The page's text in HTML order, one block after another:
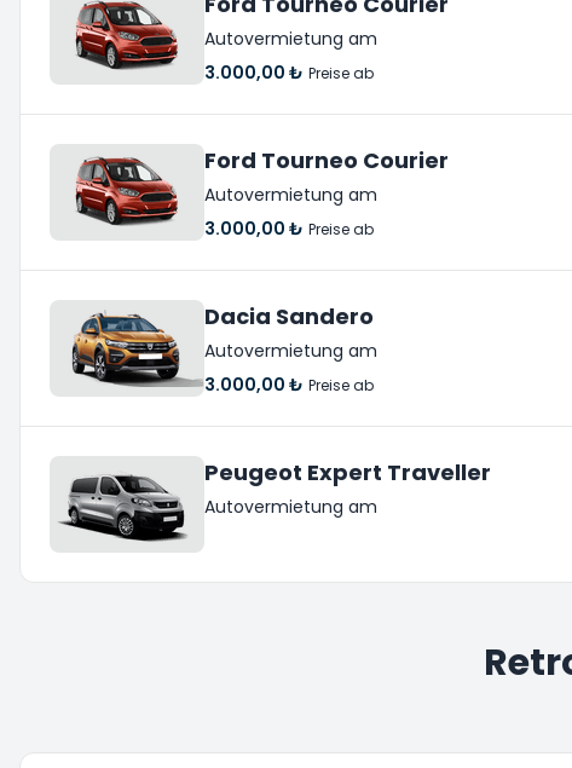
Autovermietung am
3.000,00 ₺ Preise ab
Ford Tourneo Courier
Autovermietung am
3.000,00 ₺ Preise ab
Dacia Sandero
Autovermietung am
3.000,00 ₺ Preise ab
Peugeot Expert Traveller
Autovermietung am